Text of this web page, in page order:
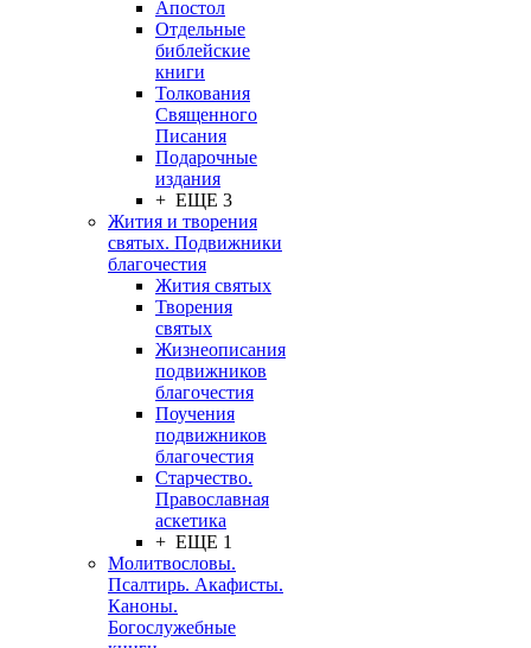
Апостол
Отдельные
библейские
книги
Толкования
Священного
Писания
Подарочные
издания
+ ЕЩЕ 3
Жития и творения
святых. Подвижники
благочестия
Жития святых
Творения
святых
Жизнеописания
подвижников
благочестия
Поучения
подвижников
благочестия
Старчество.
Православная
аскетика
+ ЕЩЕ 1
Молитвословы.
Псалтирь. Акафисты.
Каноны.
Богослужебные